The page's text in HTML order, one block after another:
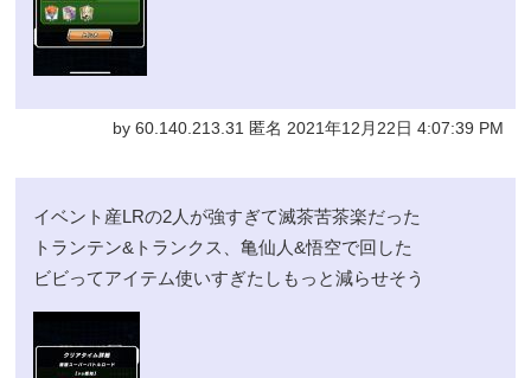
by 60.140.213.31 匿名 2021年12月22日 4:07:39 PM
イベント産LRの2人が強すぎて滅茶苦茶楽だった
トランテン&トランクス、亀仙人&悟空で回した
ビビってアイテム使いすぎたしもっと減らせそう